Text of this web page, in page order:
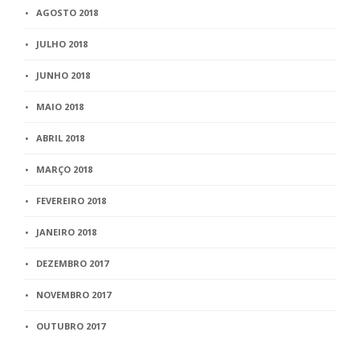
AGOSTO 2018
JULHO 2018
JUNHO 2018
MAIO 2018
ABRIL 2018
MARÇO 2018
FEVEREIRO 2018
JANEIRO 2018
DEZEMBRO 2017
NOVEMBRO 2017
OUTUBRO 2017